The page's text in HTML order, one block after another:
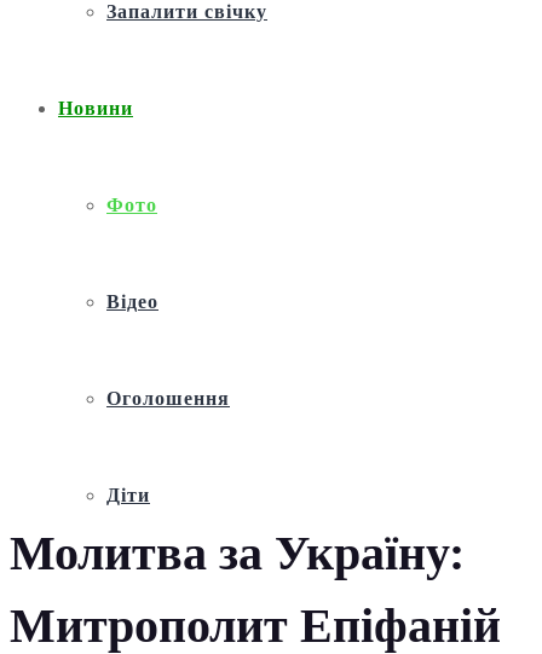
Запалити свічку
Новини
Фото
Відео
Оголошення
Діти
Молитва за Україну:
Митрополит Епіфаній